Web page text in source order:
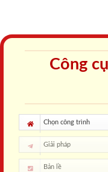
Công